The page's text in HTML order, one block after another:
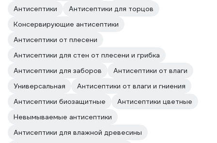
Антисептики
Антисептики для торцов
Консервирующие антисептики
Антисептики от плесени
Антисептики для стен от плесени и грибка
Антисептики для заборов
Антисептики от влаги
Универсальная
Антисептики от влаги и гниения
Антисептики биозащитные
Антисептики цветные
Невымываемые антисептики
Антисептики для влажной древесины